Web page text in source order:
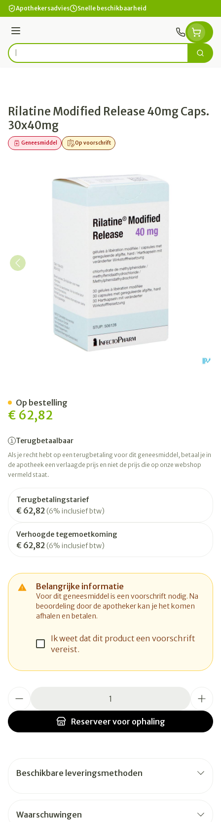
Ga naar de inhoud
Apothekersadvies Snelle beschikbaarheid
Menu
Product, merk, categorie... Zoek
Rilatine Modified Release 40mg Caps.
30x40mg
Op voorschrift
Geneesmiddel
€ 62,82
Terugbetaalbaar
Als je recht hebt op een terugbetaling voor dit geneesmiddel, betaal je in
de apotheek een verlaagde prijs en niet de prijs die op onze webshop
vermeld staat.
Terugbetalingstarief
€ 62,82(6% inclusief btw)
Verhoogde tegemoetkoming
€ 62,82(6% inclusief btw)
Belangrijke informatie
Voor dit geneesmiddel is een voorschrift nodig. Na
beoordeling door de apotheker kan je het komen
afhalen en betalen.
Ik weet dat dit product een voorschrift
vereist.
Reserveer voor ophaling
Op bestelling
Beschikbare leveringsmethoden
Waarschuwingen